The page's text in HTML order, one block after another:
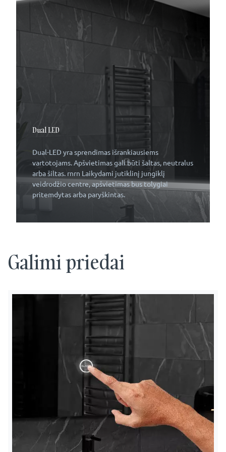
Dual LED
Dual-LED yra sprendimas išrankiausiems
vartotojams. Apšvietimas gali būti šaltas, neutralus
arba šiltas. rnrn Laikydami jutiklinį jungiklį
veidrodžio centre, apšvietimas bus tolygiai
pritemdytas arba paryškintas.
Galimi priedai